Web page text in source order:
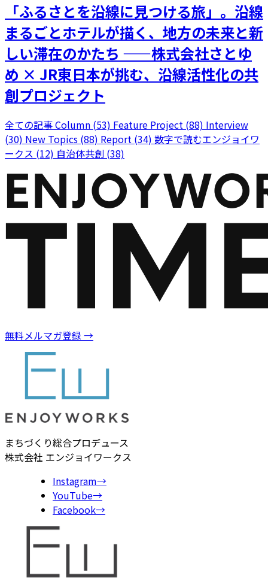
「ふるさとを沿線に見つける旅」。沿線
まるごとホテルが描く、地方の未来と新
しい滞在のかたち ——株式会社さとゆ
め × JR東日本が挑む、沿線活性化の共
創プロジェクト
全ての記事Column (53) Feature Project (88) Interview
(30) New Topics (88) Report (34) 数字で読むエンジョイワ
ークス (12) 自治体共創 (38)
無料メルマガ登録 →
まちづくり総合プロデュース
株式会社 エンジョイワークス
Instagram→
YouTube→
Facebook→